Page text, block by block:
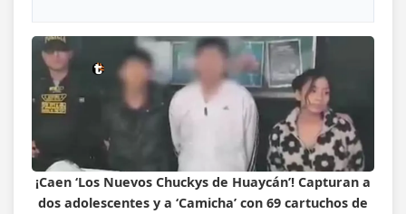
¡Caen ‘Los Nuevos Chuckys de Huaycán’! Capturan a
dos adolescentes y a ‘Camicha’ con 69 cartuchos de